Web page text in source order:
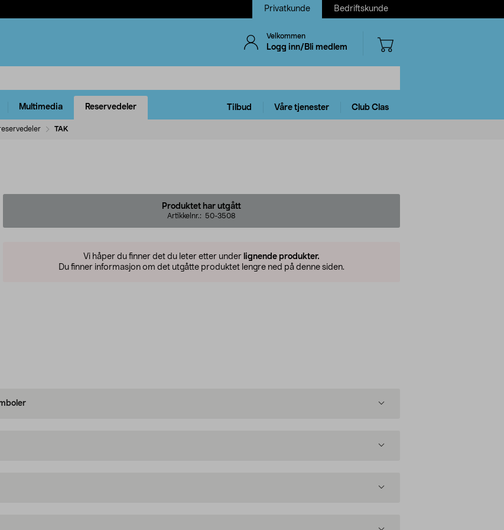
Privatkunde Bedriftskunde
Velkommen
Logg inn/Bli medlem
Multimedia Reservedeler Tilbud Våre tjenester Club Clas
TAK
Produktet har utgått
Artikkelnr.: 50-3508
Vi håper du finner det du leter etter under lignende produkter.
Du finner informasjon om det utgåtte produktet lengre ned på denne siden.